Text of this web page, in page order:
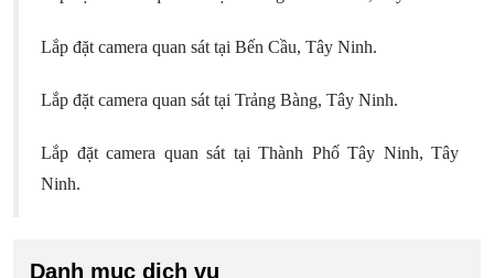
Lắp đặt camera quan sát tại Bến Cầu, Tây Ninh.
Lắp đặt camera quan sát tại Trảng Bàng, Tây Ninh.
Lắp đặt camera quan sát tại Thành Phố Tây Ninh, Tây
Ninh.
Danh mục dịch vụ